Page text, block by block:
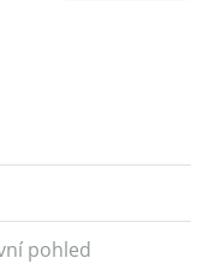
pohled